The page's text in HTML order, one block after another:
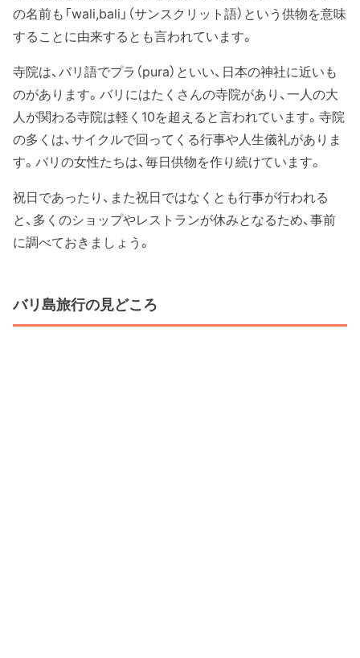
の名前も「wali,bali」（サンスクリット語）という供物を意味
することに由来するとも言われています。
寺院は、バリ語でプラ（pura）といい、日本の神社に近いも
のがあります。バリにはたくさんの寺院があり、一人の大
人が関わる寺院は軽く10を超えると言われています。寺院
の多くは、サイクルで回ってくる行事や人生儀礼がありま
す。バリの女性たちは、毎日供物を作り続けています。
祝日であったり、また祝日ではなくとも行事が行われる
と、多くのショップやレストランが休みとなるため、事前
に調べておきましょう。
バリ島旅行の見どころ